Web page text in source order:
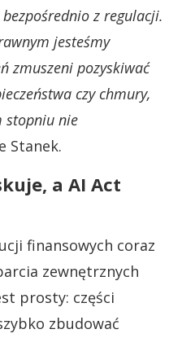
z regulacji.
jesteśmy
zmuszeni pozyskiwać
czy chmury,
stopniu nie
Stanek.
a AI Act
finansowych coraz
zewnętrznych
prosty: części
zbudować